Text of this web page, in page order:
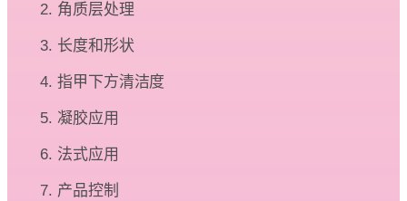
角质层处理
长度和形状
指甲下方清洁度
凝胶应用
法式应用
产品控制